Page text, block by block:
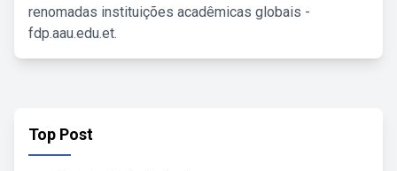
renomadas instituições acadêmicas globais -
fdp.aau.edu.et.
Top Post